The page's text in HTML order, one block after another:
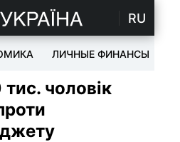
RU
ЛИЧНЫЕ ФИНАНСЫ
чоловік